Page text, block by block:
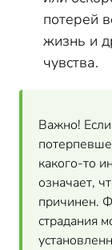
потерей
жизнь и
чувства.
Важно! Если
какого-то
означает,
причинен.
страдания